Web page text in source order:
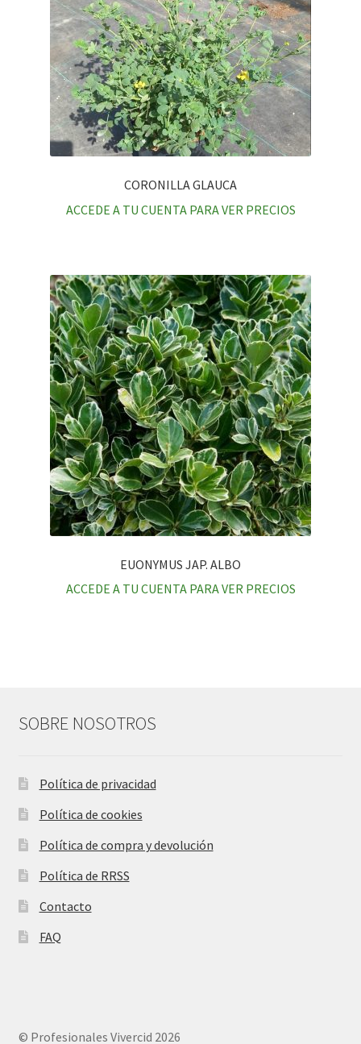
CORONILLA GLAUCA
ACCEDE A TU CUENTA PARA VER PRECIOS
EUONYMUS JAP. ALBO
ACCEDE A TU CUENTA PARA VER PRECIOS
SOBRE NOSOTROS
Política de privacidad
Política de cookies
Política de compra y devolución
Política de RRSS
Contacto
FAQ
© Profesionales Vivercid 2026